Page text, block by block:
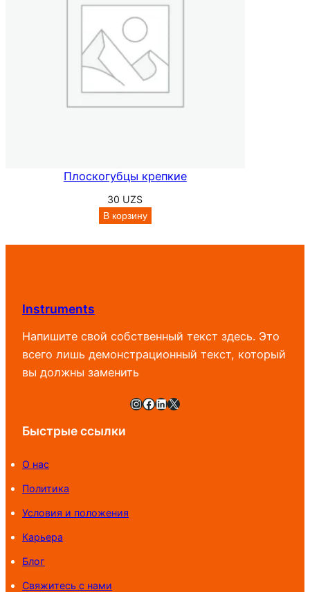
Плоскогубцы крепкие
30 UZS
В корзину
Instruments
Напишите свой собственный текст здесь. Это
всего лишь демонстрационный текст, который
вы должны заменить
InstagramFacebookLinkedInX
Быстрые ссылки
О нас
Политика
Условия и положения
Карьера
Блог
Свяжитесь с нами